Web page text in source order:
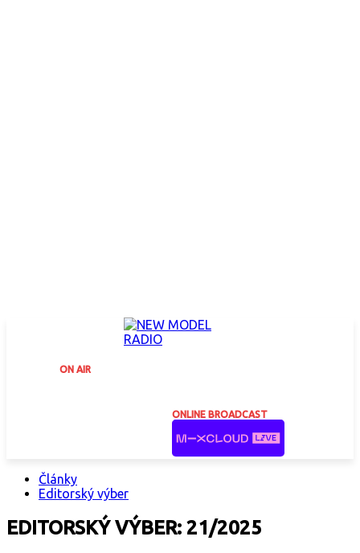
ON AIR
ONLINE BROADCAST
Články
Editorský výber
EDITORSKÝ VÝBER: 21/2025